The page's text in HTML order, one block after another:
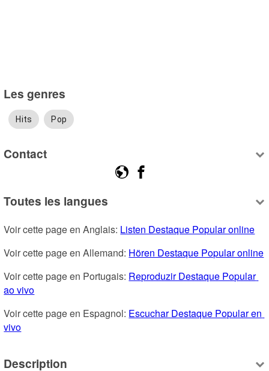
Les genres
Hits Pop
Contact
Toutes les langues
Voir cette page en Anglais: Listen Destaque Popular online
Voir cette page en Allemand: Hören Destaque Popular online
Voir cette page en Portugais: Reproduzir Destaque Popular
ao vivo
Voir cette page en Espagnol: Escuchar Destaque Popular en
vivo
Description